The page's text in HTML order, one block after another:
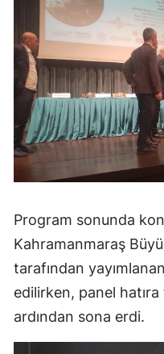
Program sonunda
Kahramanmaraş
tarafından
edilirken, panel
ardından sona erdi.